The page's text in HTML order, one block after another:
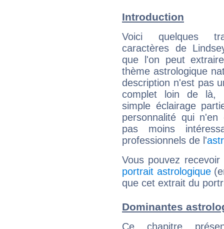
Introduction
Voici quelques
caractères de
que l'on peut
thème astrologique
description n'est pas
complet loin de là,
simple éclairage
personnalité qui n'en
pas moins
professionnels de l'
Vous pouvez
portrait astrologique
que cet extrait du
Dominantes
Ce chapitre